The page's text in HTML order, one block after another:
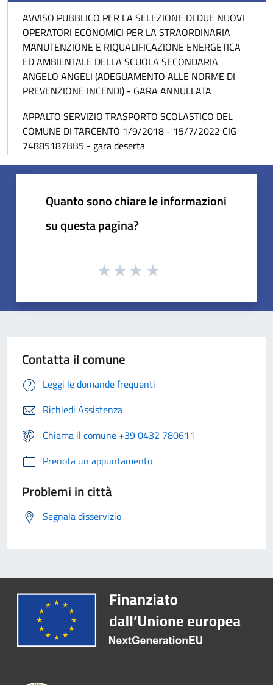
AVVISO PUBBLICO PER LA SELEZIONE DI DUE NUOVI
OPERATORI ECONOMICI PER LA STRAORDINARIA
MANUTENZIONE E RIQUALIFICAZIONE ENERGETICA
ED AMBIENTALE DELLA SCUOLA SECONDARIA
ANGELO ANGELI (ADEGUAMENTO ALLE NORME DI
PREVENZIONE INCENDI) - GARA ANNULLATA
APPALTO SERVIZIO TRASPORTO SCOLASTICO DEL
COMUNE DI TARCENTO 1/9/2018 - 15/7/2022 CIG
74885187BB5 - gara deserta
Quanto sono chiare le informazioni
su questa pagina?
Contatta il comune
Leggi le domande frequenti
Richiedi Assistenza
Chiama il comune +39 0432 780611
Prenota un appuntamento
Problemi in città
Segnala disservizio